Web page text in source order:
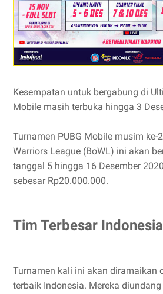
Kesempatan untuk bergabung di
Mobile masih terbuka hingga 3
Turnamen PUBG Mobile musim ke-
Warriors League (BoWL) ini akan
tanggal 5 hingga 16 Desember
sebesar Rp20.000.000.
Tim Terbesar
Turnamen kali ini akan diramaikan
terbaik Indonesia. Mereka